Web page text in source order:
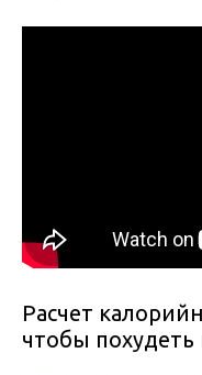
Расчет
чтобы похудеть